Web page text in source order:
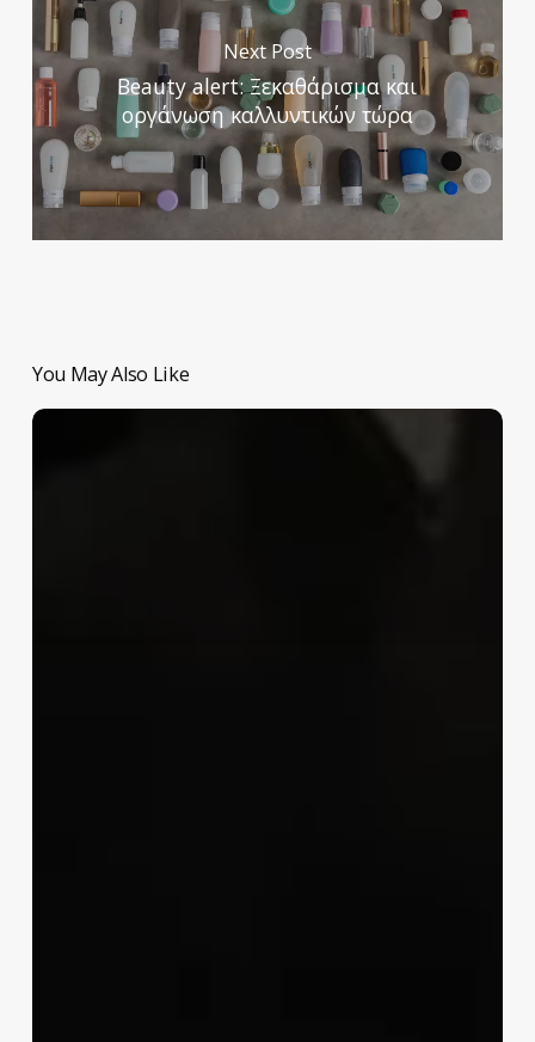
Next Post
Beauty alert: Ξεκαθάρισμα και
οργάνωση καλλυντικών τώρα
You May Also Like